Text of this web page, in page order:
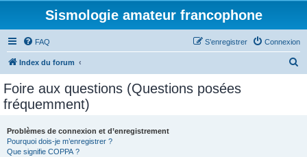
Sismologie amateur francophone
FAQ Connexion
S’enregistrer
Index du forum
Foire aux questions (Questions posées
fréquemment)
Problèmes de connexion et d’enregistrement
Pourquoi dois-je m’enregistrer ?
Que signifie COPPA ?